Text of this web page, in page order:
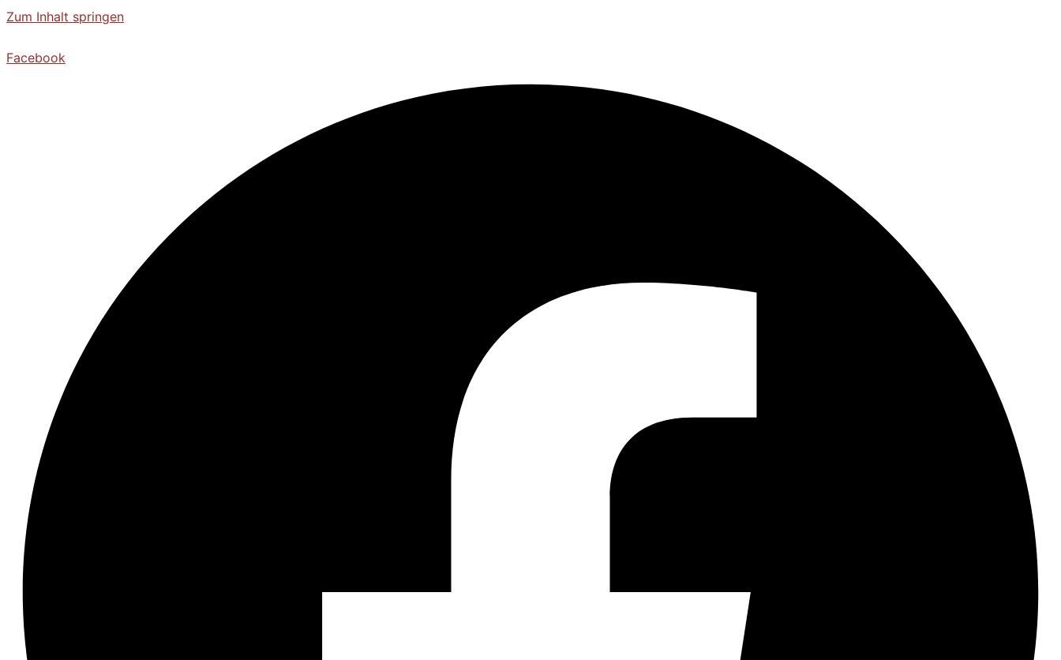
Zum Inhalt springen
Facebook